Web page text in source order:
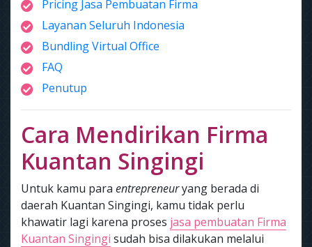
Pricing Jasa Pembuatan Firma
Layanan Seluruh Indonesia
Bundling Virtual Office
FAQ
Penutup
Cara Mendirikan Firma
Kuantan Singingi
Untuk kamu para entrepreneuryang berada di
daerah Kuantan Singingi, kamu tidak perlu
khawatir lagi karena proses jasa pembuatan Firma
Kuantan Singingi sudah bisa dilakukan melalui